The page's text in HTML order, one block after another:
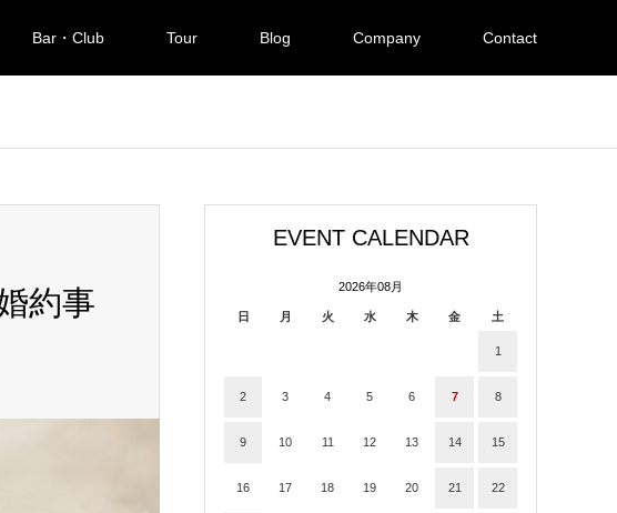
Bar・Club Tour Blog Company Contact
約事
EVENT CALENDAR
2026年08月
日 月 火 水 木 金 土
1
2 3 4 5 6 7 8
9 10 11 12 13 14 15
16 17 18 19 20 21 22